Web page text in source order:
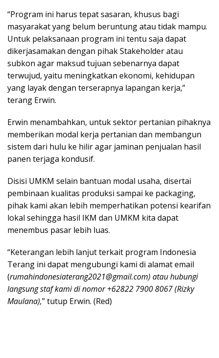
“Program ini harus tepat sasaran, khusus bagi
masyarakat yang belum beruntung atau tidak mampu.
Untuk pelaksanaan program ini tentu saja dapat
dikerjasamakan dengan pihak Stakeholder atau
subkon agar maksud tujuan sebenarnya dapat
terwujud, yaitu meningkatkan ekonomi, kehidupan
yang layak dengan terserapnya lapangan kerja,”
terang Erwin.
Erwin menambahkan, untuk sektor pertanian pihaknya
memberikan modal kerja pertanian dan membangun
sistem dari hulu ke hilir agar jaminan penjualan hasil
panen terjaga kondusif.
Disisi UMKM selain bantuan modal usaha, disertai
pembinaan kualitas produksi sampai ke packaging,
pihak kami akan lebih memperhatikan potensi kearifan
lokal sehingga hasil IKM dan UMKM kita dapat
menembus pasar lebih luas.
“Keterangan lebih lanjut terkait program Indonesia
Terang ini dapat mengubungi kami di alamat email
(rumahindonesiaterang2021@gmail.com) atau hubungi
langsung staf kami di nomor +62822 7900 8067 (Rizky
Maulana),” tutup Erwin. (Red)